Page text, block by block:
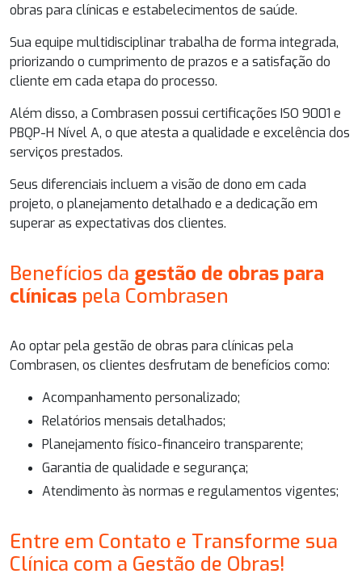
obras para clínicas e estabelecimentos de saúde.
Sua equipe multidisciplinar trabalha de forma integrada,
priorizando o cumprimento de prazos e a satisfação do
cliente em cada etapa do processo.
Além disso, a Combrasen possui certificações ISO 9001 e
PBQP-H Nível A, o que atesta a qualidade e excelência dos
serviços prestados.
Seus diferenciais incluem a visão de dono em cada
projeto, o planejamento detalhado e a dedicação em
superar as expectativas dos clientes.
Benefícios da gestão de obras para
clínicas pela Combrasen
Ao optar pela gestão de obras para clínicas pela
Combrasen, os clientes desfrutam de benefícios como:
Acompanhamento personalizado;
Relatórios mensais detalhados;
Planejamento físico-financeiro transparente;
Garantia de qualidade e segurança;
Atendimento às normas e regulamentos vigentes;
Entre em Contato e Transforme sua
Clínica com a Gestão de Obras!